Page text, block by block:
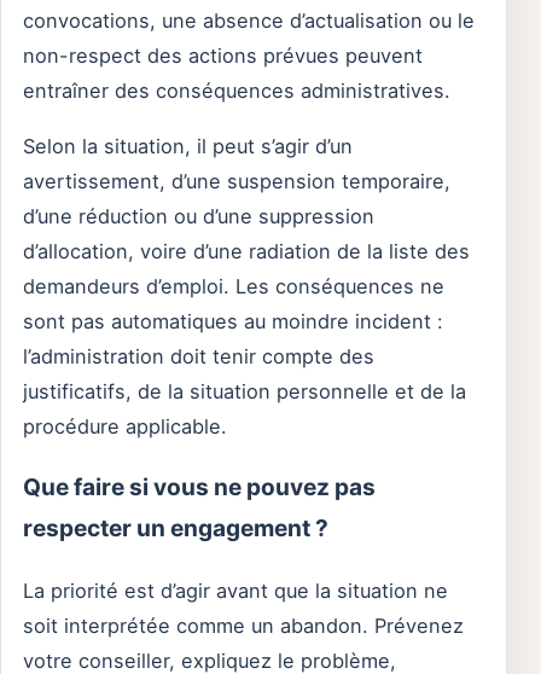
convocations, une absence d’actualisation ou le
non-respect des actions prévues peuvent
entraîner des conséquences administratives.
Selon la situation, il peut s’agir d’un
avertissement, d’une suspension temporaire,
d’une réduction ou d’une suppression
d’allocation, voire d’une radiation de la liste des
demandeurs d’emploi. Les conséquences ne
sont pas automatiques au moindre incident :
l’administration doit tenir compte des
justificatifs, de la situation personnelle et de la
procédure applicable.
Que faire si vous ne pouvez pas
respecter un engagement ?
La priorité est d’agir avant que la situation ne
soit interprétée comme un abandon. Prévenez
votre conseiller, expliquez le problème,